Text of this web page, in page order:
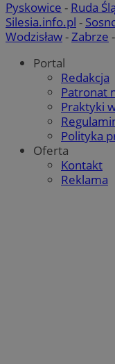
Pyskowice - Ruda
Silesia.info.pl -
Wodzisław-Zabrze -
Portal
Redakcja
Patronat
Praktyki
Polityka
Oferta
Kontakt
Reklama